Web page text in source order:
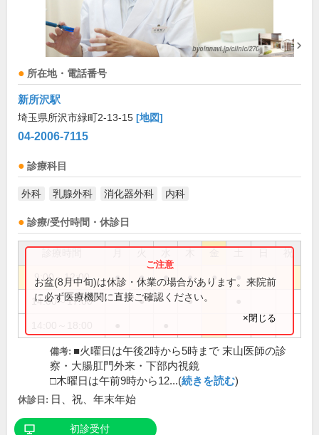
所在地・電話番号
新所沢駅
埼玉県所沢市緑町2-13-15 [地図]
04-2006-7115
診療科目
外科 乳腺外科 消化器外科 内科
診療/受付時間・休診日
祝
9:00～12:00 ● ● ● ● ●
14:00～17:00 ● ●
お盆(8月中旬)は休診・休業の場合があります。来院前
に必ず医療機関に直接ご確認ください。
×閉じる
備考: ■火曜日は午後2時から5時まで 末山医師の診
察・大腸肛門外来・下部内視鏡
□木曜日は午前9時から12...(続きを読む)
休診日: 日、祝、年末年始
初診受付